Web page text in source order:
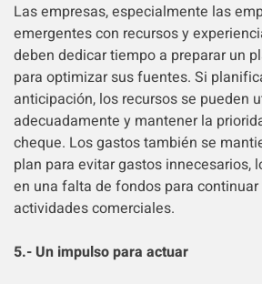
Las empresas, especialmente las
emergentes con recursos y
deben dedicar tiempo a preparar un
para optimizar sus fuentes. Si
anticipación, los recursos se pueden
adecuadamente y mantener la
cheque. Los gastos también se
plan para evitar gastos innecesarios,
en una falta de fondos para
actividades comerciales.
5.- Un impulso para actuar